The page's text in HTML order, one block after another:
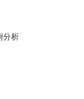
分析